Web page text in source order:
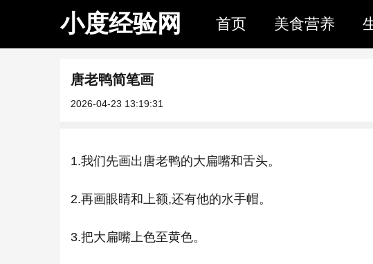
小度经验网 首页 美食营养
唐老鸭简笔画
2026-04-23 13:19:31
1.我们先画出唐老鸭的大扁嘴和舌头。
2.再画眼睛和上额,还有他的水手帽。
3.把大扁嘴上色至黄色。